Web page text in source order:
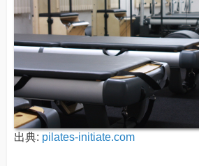
出典: pilates-initiate.com